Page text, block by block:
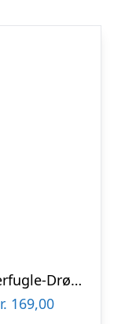
Sommerfugle-Drøm – Blomsterfrø 30m2
169,00